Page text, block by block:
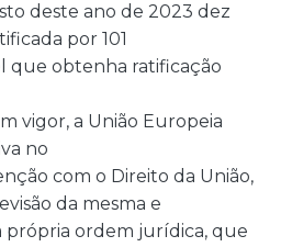
deste ano de 2023 dez
por 101
que obtenha ratificação
vigor, a União Europeia
no
com o Direito da União,
da mesma e
própria ordem jurídica, que